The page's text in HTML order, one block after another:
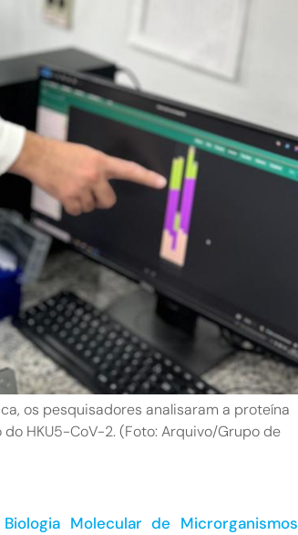
os pesquisadores analisaram a proteína
HKU5-CoV-2. (Foto: Arquivo/Grupo de
Molecular de Microrganismos